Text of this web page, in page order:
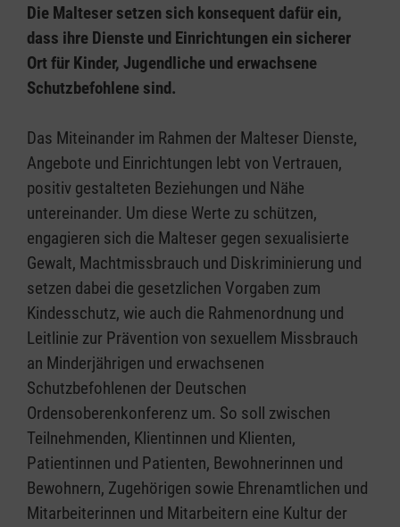
Die Malteser setzen sich konsequent dafür ein,
dass ihre Dienste und Einrichtungen ein sicherer
Ort für Kinder, Jugendliche und erwachsene
Schutzbefohlene sind.
Das Miteinander im Rahmen der Malteser Dienste,
Angebote und Einrichtungen lebt von Vertrauen,
positiv gestalteten Beziehungen und Nähe
untereinander. Um diese Werte zu schützen,
engagieren sich die Malteser gegen sexualisierte
Gewalt, Machtmissbrauch und Diskriminierung und
setzen dabei die gesetzlichen Vorgaben zum
Kindesschutz, wie auch die Rahmenordnung und
Leitlinie zur Prävention von sexuellem Missbrauch
an Minderjährigen und erwachsenen
Schutzbefohlenen der Deutschen
Ordensoberenkonferenz um. So soll zwischen
Teilnehmenden, Klientinnen und Klienten,
Patientinnen und Patienten, Bewohnerinnen und
Bewohnern, Zugehörigen sowie Ehrenamtlichen und
Mitarbeiterinnen und Mitarbeitern eine Kultur der